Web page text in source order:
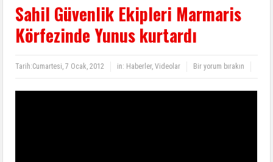
Sahil Güvenlik Ekipleri Marmaris
Körfezinde Yunus kurtardı
Tarih:Cumartesi, 7 Ocak, 2012 in: Haberler,Videolar Bir yorum bırakın